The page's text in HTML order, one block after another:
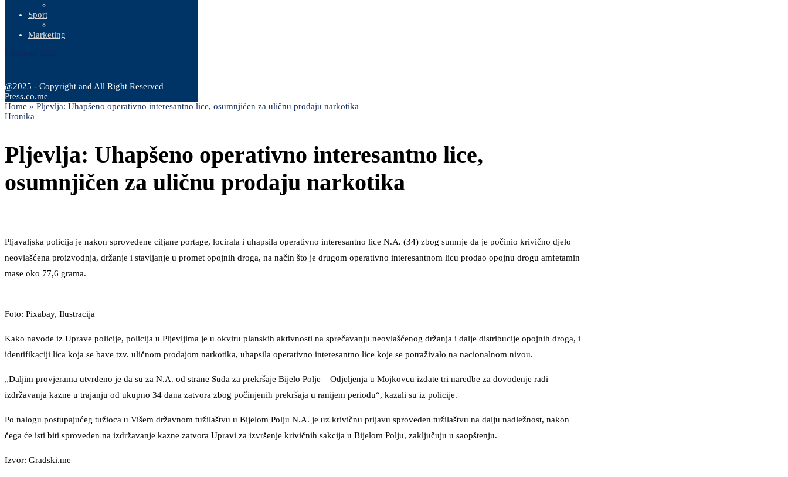
Sport
Marketing
@2025 - Copyright and All Right Reserved
Press.co.me
Home » Pljevlja: Uhapšeno operativno interesantno lice, osumnjičen za uličnu prodaju narkotika
Hronika
Pljevlja: Uhapšeno operativno interesantno lice,
osumnjičen za uličnu prodaju narkotika
Pljavaljska policija je nakon sprovedene ciljane portage, locirala i uhapsila operativno interesantno lice N.A. (34) zbog sumnje da je počinio krivično djelo
neovlašćena proizvodnja, držanje i stavljanje u promet opojnih droga, na način što je drugom operativno interesantnom licu prodao opojnu drogu amfetamin
mase oko 77,6 grama.
Foto: Pixabay, Ilustracija
Kako navode iz Uprave policije, policija u Pljevljima je u okviru planskih aktivnosti na sprečavanju neovlašćenog držanja i dalje distribucije opojnih droga, i
identifikaciji lica koja se bave tzv. uličnom prodajom narkotika, uhapsila operativno interesantno lice koje se potraživalo na nacionalnom nivou.
„Daljim provjerama utvrđeno je da su za N.A. od strane Suda za prekršaje Bijelo Polje – Odjeljenja u Mojkovcu izdate tri naredbe za dovođenje radi
izdržavanja kazne u trajanju od ukupno 34 dana zatvora zbog počinjenih prekršaja u ranijem periodu“, kazali su iz policije.
Po nalogu postupajućeg tužioca u Višem državnom tužilaštvu u Bijelom Polju N.A. je uz krivičnu prijavu sproveden tužilaštvu na dalju nadležnost, nakon
čega će isti biti sproveden na izdržavanje kazne zatvora Upravi za izvršenje krivičnih sakcija u Bijelom Polju, zaključuju u saopštenju.
Izvor: Gradski.me